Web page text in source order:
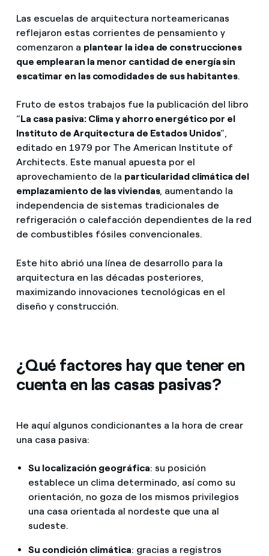
Las escuelas de arquitectura norteamericanas
reflejaron estas corrientes de pensamiento y
comenzaron a plantear la idea de construcciones
que emplearan la menor cantidad de energía sin
escatimar en las comodidades de sus habitantes.
Fruto de estos trabajos fue la publicación del libro
“La casa pasiva: Clima y ahorro energético por el
Instituto de Arquitectura de Estados Unidos”,
editado en 1979 por The American Institute of
Architects. Este manual apuesta por el
aprovechamiento de la particularidad climática del
emplazamiento de las viviendas, aumentando la
independencia de sistemas tradicionales de
refrigeración o calefacción dependientes de la red
de combustibles fósiles convencionales.
Este hito abrió una línea de desarrollo para la
arquitectura en las décadas posteriores,
maximizando innovaciones tecnológicas en el
diseño y construcción.
¿Qué factores hay que tener en
cuenta en las casas pasivas?
He aquí algunos condicionantes a la hora de crear
una casa pasiva:
Su localización geográfica: su posición
establece un clima determinado, así como su
orientación, no goza de los mismos privilegios
una casa orientada al nordeste que una al
sudeste.
Su condición climática: gracias a registros